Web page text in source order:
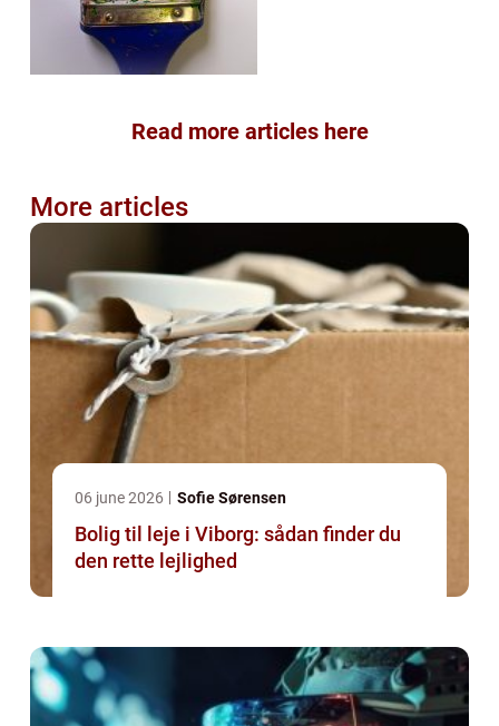
Read more articles here
More articles
06 june 2026 Sofie Sørensen
Bolig til leje i Viborg: sådan finder du
den rette lejlighed